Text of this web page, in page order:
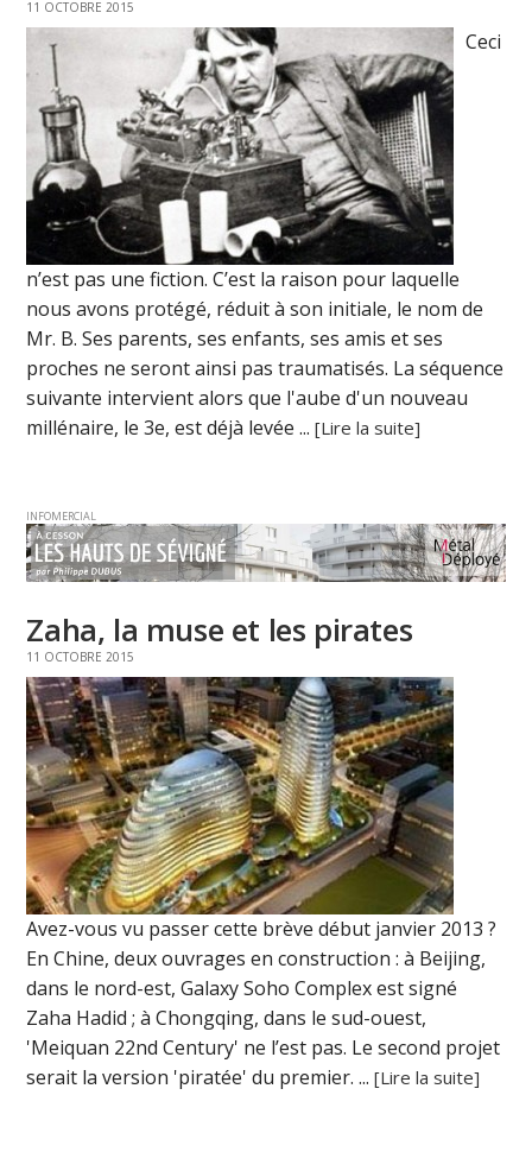
11 OCTOBRE 2015
Ceci
n’est pas une fiction. C’est la raison pour laquelle
nous avons protégé, réduit à son initiale, le nom de
Mr. B. Ses parents, ses enfants, ses amis et ses
proches ne seront ainsi pas traumatisés. La séquence
suivante intervient alors que l'aube d'un nouveau
millénaire, le 3e, est déjà levée ...[Lire la suite]
INFOMERCIAL
Zaha, la muse et les pirates
11 OCTOBRE 2015
Avez-vous vu passer cette brève début janvier 2013 ?
En Chine, deux ouvrages en construction : à Beijing,
dans le nord-est, Galaxy Soho Complex est signé
Zaha Hadid ; à Chongqing, dans le sud-ouest,
'Meiquan 22nd Century' ne l’est pas. Le second projet
serait la version 'piratée' du premier. ...[Lire la suite]